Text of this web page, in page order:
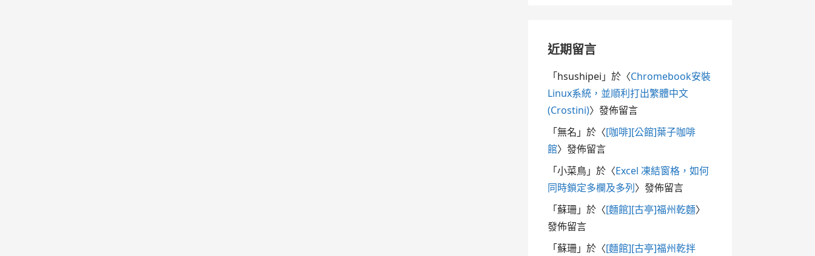
近期留言
「hsushipei 」於〈Chromebook安裝
Linux系統，並順利打出繁體中文
(Crostini)〉發佈留言
「無名 」於〈[咖啡][公館]葉子咖啡
館〉發佈留言
「小菜鳥」於〈Excel 凍結窗格，如何
同時鎖定多欄及多列〉發佈留言
「蘇珊」於〈[麵館][古亭]福州乾麵〉
發佈留言
「蘇珊」於〈[麵館][古亭]福州乾拌